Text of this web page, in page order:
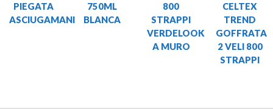
PIEGATA
ASCIUGAMANI
750ML
BLANCA
800
STRAPPI
VERDELOOK
A MURO
CELTEX
TREND
GOFFRATA
2 VELI 800
STRAPPI